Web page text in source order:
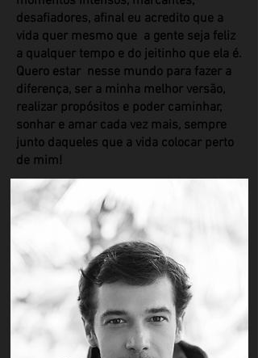
desafiadores, afinal eu acredito que a
vida quer mesmo que a gente seja feliz
a qualquer tempo e do jeitinho que ela é.
Quero estar nesse mundo para fazer a
diferença, ser a minha melhor versão,
realizar propósitos e poder caminhar,
sonhar e amar cada vez mais, sempre
junto daqueles que a vida colocar perto
de mim!